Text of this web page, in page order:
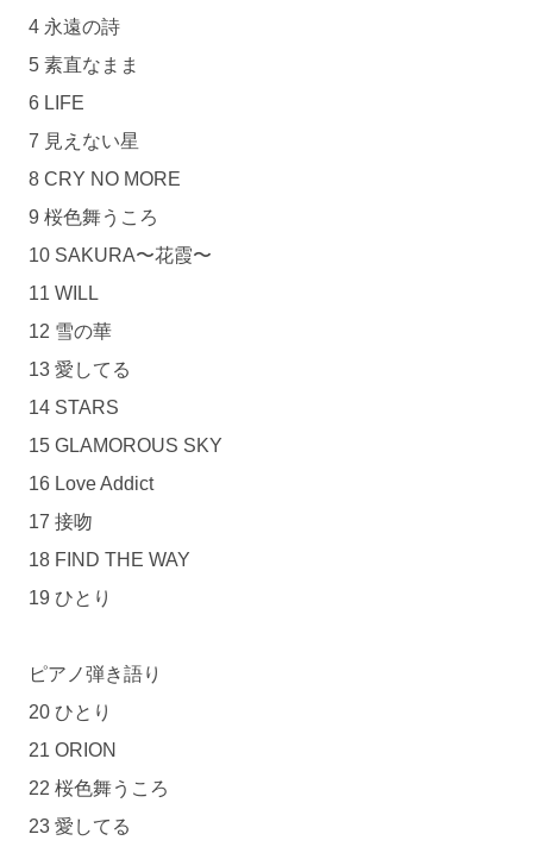
4 永遠の詩
5 素直なまま
6 LIFE
7 見えない星
8 CRY NO MORE
9 桜色舞うころ
10 SAKURA〜花霞〜
11 WILL
12 雪の華
13 愛してる
14 STARS
15 GLAMOROUS SKY
16 Love Addict
17 接吻
18 FIND THE WAY
19 ひとり
ピアノ弾き語り
20 ひとり
21 ORION
22 桜色舞うころ
23 愛してる